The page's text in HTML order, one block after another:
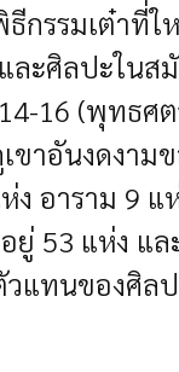
ธีกรรมเต๋าที่
ะศิลปะในส
16 (พุทธ
อันงดงาม
อาราม 9
53 แห่ง แ
ทนของศิล